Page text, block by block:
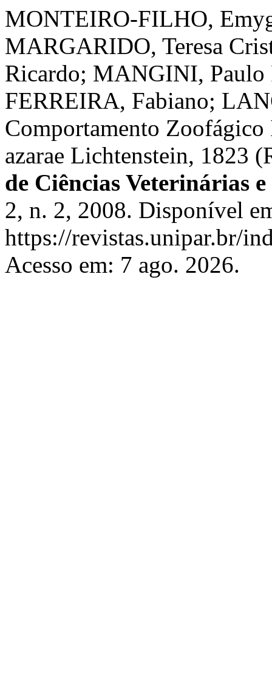
MONTEIRO-FILHO,
MARGARIDO, Teresa
Ricardo; MANGINI,
FERREIRA, Fabiano;
Comportamento
azarae Lichtenstein, 1823
de Ciências Veterinárias
2, n. 2, 2008. Disponível
https://revistas.unipar.br/
Acesso em: 7 ago. 2026.